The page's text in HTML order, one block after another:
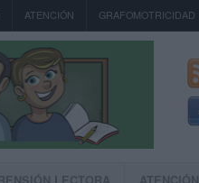
ATENCIÓN GRAFOMOTRICIDAD